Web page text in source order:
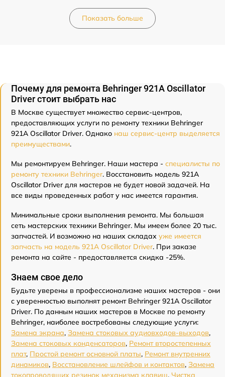
Показать больше
Почему для ремонта Behringer 921A Oscillator
Driver стоит выбрать нас
В Москве существует множество сервис-центров,
предоставляющих услуги по ремонту техники Behringer
921A Oscillator Driver. Однако наш сервис-центр выделяется
преимуществами.
Мы ремонтируем Behringer. Наши мастера - специалисты по
ремонту техники Behringer. Восстановить модель 921A
Oscillator Driver для мастеров не будет новой задачей. На
все виды проведенных работ у нас имеется гарантия.
Минимальные сроки выполнения ремонта. Мы большая
сеть мастерских техники Behringer. Мы имеем более 20 тыс.
запчастей. И возможно на наших складах уже имеется
запчасть на модель 921A Oscillator Driver. При заказе
ремонта на сайте - предоставляется скидка -25%.
Знаем свое дело
Будьте уверены в профессионализме наших мастеров - они
с уверенностью выполнят ремонт Behringer 921A Oscillator
Driver. По данным наших мастеров в Москве по ремонту
Behringer, наиболее востребованы следующие услуги:
Замена экрана, Замена стоковых аудиовходов-выходов,
Замена стоковых конденсаторов, Ремонт второстепенных
плат, Простой ремонт основной платы, Ремонт внутренних
динамиков, Восстановление шлейфов и контактов, Замена
токопроводящих резинок механизма клавиш, Чистка